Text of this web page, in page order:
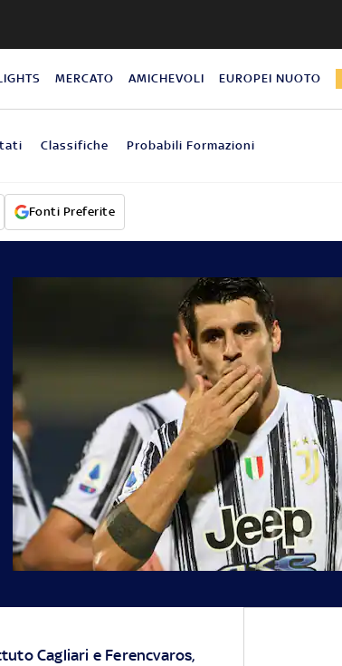
MERCATO AMICHEVOLI EUROPEI NUOTO
Classifiche Probabili Formazioni
Fonti Preferite
Cagliari e Ferencvaros,